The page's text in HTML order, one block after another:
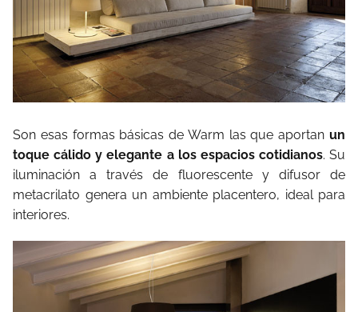
Son esas formas básicas de Warm las que aportan un
toque cálido y elegante a los espacios cotidianos. Su
iluminación a través de fluorescente y difusor de
metacrilato genera un ambiente placentero, ideal para
interiores.